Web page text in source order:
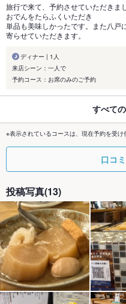
旅行で来て、予約させていただきま
おでんをたらふくいただき
単品も美味しかったです。また八戸
寄らせていただきます。
ディナー | 1人
来店シーン：一人で
予約コース：お席のみのご予約
すべて
※表示されているコースは、現在予約を受け
口コ
投稿写真(13)